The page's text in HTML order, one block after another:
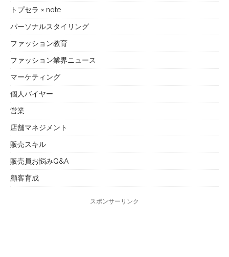
トプセラ × note
パーソナルスタイリング
ファッション教育
ファッション業界ニュース
マーケティング
個人バイヤー
営業
店舗マネジメント
販売スキル
販売員お悩みQ&A
顧客育成
スポンサーリンク